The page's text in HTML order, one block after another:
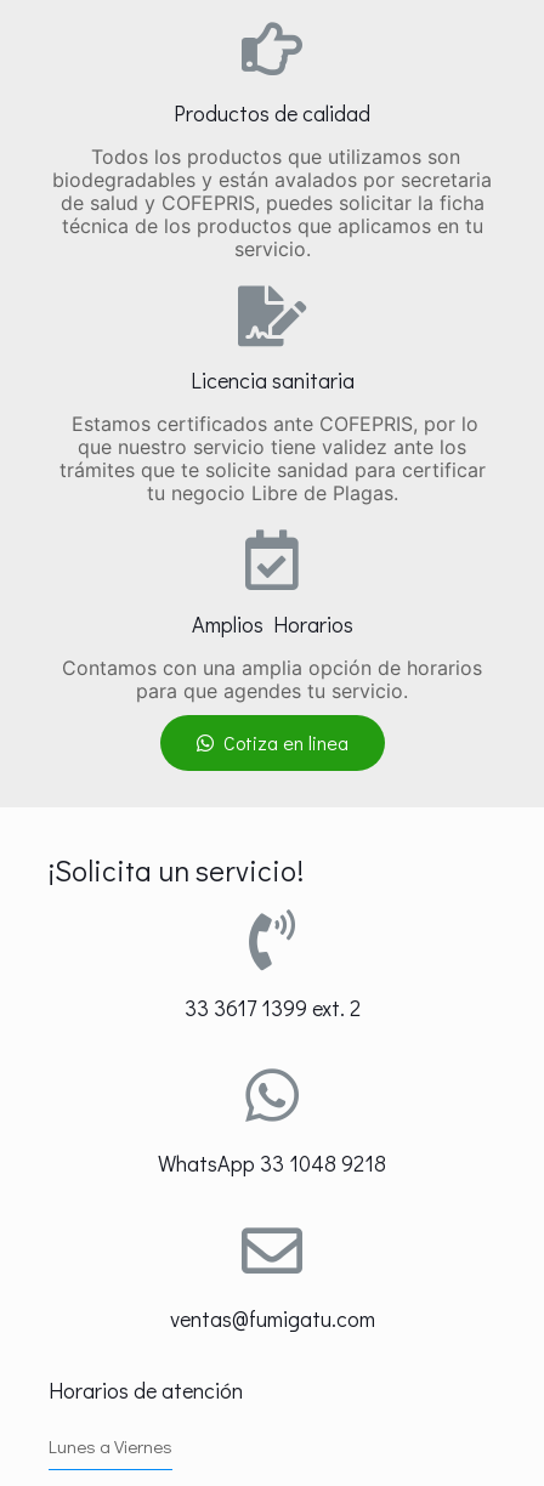
Productos de calidad
Todos los productos que utilizamos son
biodegradables y están avalados por secretaria
de salud y COFEPRIS, puedes solicitar la ficha
técnica de los productos que aplicamos en tu
servicio.
Licencia sanitaria
Estamos certificados ante COFEPRIS, por lo
que nuestro servicio tiene validez ante los
trámites que te solicite sanidad para certificar
tu negocio Libre de Plagas.
Amplios Horarios
Contamos con una amplia opción de horarios
para que agendes tu servicio.
Cotiza en linea
¡Solicita un servicio!
33 3617 1399 ext. 2
WhatsApp 33 1048 9218
ventas@fumigatu.com
Horarios de atención
Lunes a Viernes